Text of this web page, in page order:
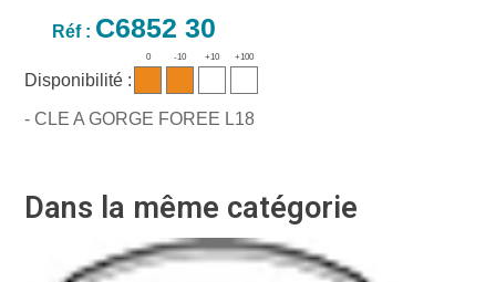
Réf : C6852 30
Disponibilité :
0 -10 +10 +100
- CLE A GORGE FOREE L18
Dans la même catégorie